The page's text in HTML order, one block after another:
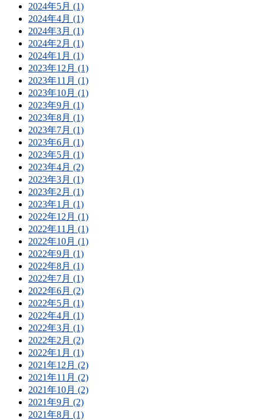
2024年5月 (1)
2024年4月 (1)
2024年3月 (1)
2024年2月 (1)
2024年1月 (1)
2023年12月 (1)
2023年11月 (1)
2023年10月 (1)
2023年9月 (1)
2023年8月 (1)
2023年7月 (1)
2023年6月 (1)
2023年5月 (1)
2023年4月 (2)
2023年3月 (1)
2023年2月 (1)
2023年1月 (1)
2022年12月 (1)
2022年11月 (1)
2022年10月 (1)
2022年9月 (1)
2022年8月 (1)
2022年7月 (1)
2022年6月 (2)
2022年5月 (1)
2022年4月 (1)
2022年3月 (1)
2022年2月 (2)
2022年1月 (1)
2021年12月 (2)
2021年11月 (2)
2021年10月 (2)
2021年9月 (2)
2021年8月 (1)